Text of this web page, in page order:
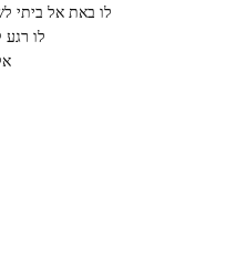
לו באת אל ביתי
לו רגע